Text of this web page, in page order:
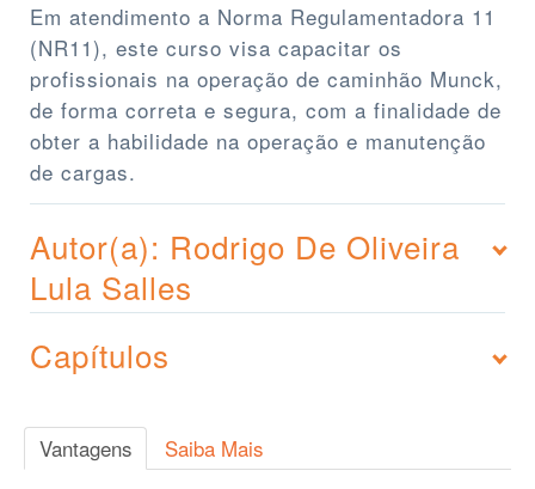
Em atendimento a Norma Regulamentadora 11
(NR11), este curso visa capacitar os
profissionais na operação de caminhão Munck,
de forma correta e segura, com a finalidade de
obter a habilidade na operação e manutenção
de cargas.
Autor(a): Rodrigo De Oliveira
Lula Salles
Capítulos
Vantagens Saiba Mais